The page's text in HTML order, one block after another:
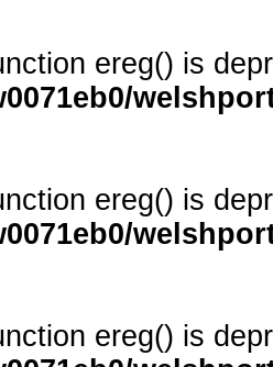
ereg() is
ereg() is
ereg() is